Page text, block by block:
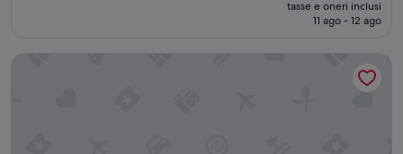
attuale
tasse e oneri inclusi
11 ago - 12 ago